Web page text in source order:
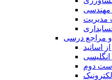
مهندسی
مدیریت
مراجع درسی
اساتید
دوم